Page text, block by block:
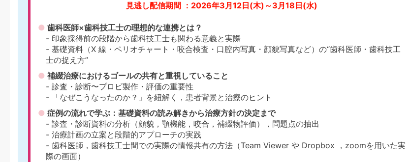
見逃し配信期間 ：2026年3月12日(木)～3月18日(水)
● 歯科医師×歯科技工士の理想的な連携とは？
- 印象採得前の段階から歯科技工士も関わる意義と実際
- 基礎資料（X 線・ペリオチャート・咬合検査・口腔内写真・顔貌写真など）の“歯科医師・歯科技工
士の捉え方”
● 補綴治療におけるゴールの共有と重視していること
- 診査・診断〜プロビ製作・評価の重要性
- 「なぜこうなったのか？」を紐解く，患者背景と治療のヒント
● 症例の流れで学ぶ：基礎資料の読み解きから治療方針の決定まで
- 診査・診断資料の分析（顔貌，顎機能，咬合，補綴物評価），問題点の抽出
- 治療計画の立案と段階的アプローチの実践
- 歯科医師，歯科技工士間での実際の情報共有の方法（Team Viewer や Dropbox ，zoomを用いた実
際の画面）